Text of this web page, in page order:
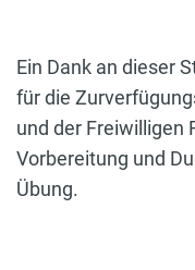
Ein Dank an dieser
für die
und der Freiwilligen
Vorbereitung und
Übung.